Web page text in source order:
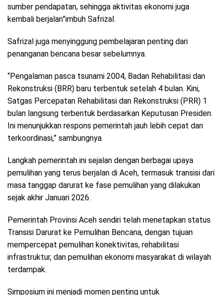
sumber pendapatan, sehingga aktivitas ekonomi juga
kembali berjalan”imbuh Safrizal.
Safrizal juga menyinggung pembelajaran penting dari
penanganan bencana besar sebelumnya.
“Pengalaman pasca tsunami 2004, Badan Rehabilitasi dan
Rekonstruksi (BRR) baru terbentuk setelah 4 bulan. Kini,
Satgas Percepatan Rehabilitasi dan Rekonstruksi (PRR) 1
bulan langsung terbentuk berdasarkan Keputusan Presiden.
Ini menunjukkan respons pemerintah jauh lebih cepat dan
terkoordinasi,” sambungnya.
Langkah pemerintah ini sejalan dengan berbagai upaya
pemulihan yang terus berjalan di Aceh, termasuk transisi dari
masa tanggap darurat ke fase pemulihan yang dilakukan
sejak akhir Januari 2026.
Pemerintah Provinsi Aceh sendiri telah menetapkan status
Transisi Darurat ke Pemulihan Bencana, dengan tujuan
mempercepat pemulihan konektivitas, rehabilitasi
infrastruktur, dan pemulihan ekonomi masyarakat di wilayah
terdampak.
Simposium ini menjadi momen penting untuk